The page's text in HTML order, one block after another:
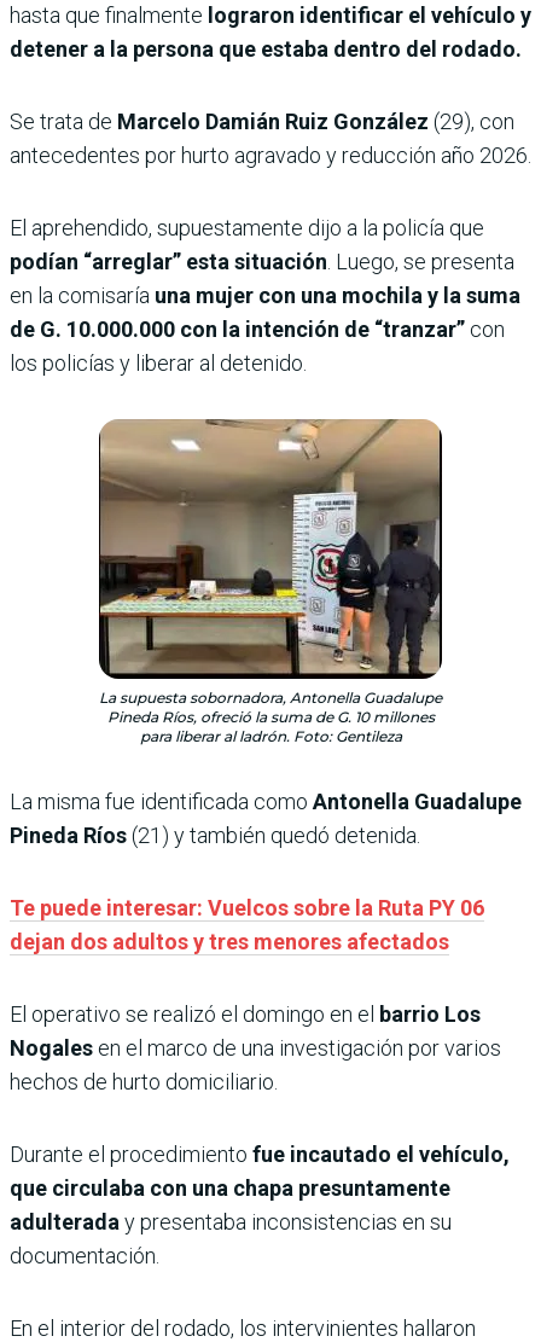
hasta que finalmente lograron identificar el vehículo y
detener a la persona que estaba dentro del rodado.
Se trata de Marcelo Damián Ruiz González (29), con
antecedentes por hurto agravado y reducción año 2026.
El aprehendido, supuestamente dijo a la policía que
podían “arreglar” esta situación . Luego, se presenta
en la comisaría una mujer con una mochila y la suma
de G. 10.000.000 con la intención de “tranzar” con
los policías y liberar al detenido.
La supuesta sobornadora, Antonella Guadalupe
Pineda Ríos, ofreció la suma de G. 10 millones
para liberar al ladrón. Foto: Gentileza
La misma fue identificada como Antonella Guadalupe
Pineda Ríos(21) y también quedó detenida.
Te puede interesar: Vuelcos sobre la Ruta PY 06
dejan dos adultos y tres menores afectados
El operativo se realizó el domingo en el barrio Los
Nogales en el marco de una investigación por varios
hechos de hurto domiciliario.
Durante el procedimiento fue incautado el vehículo,
que circulaba con una chapa presuntamente
adulterada y presentaba inconsistencias en su
documentación.
En el interior del rodado, los intervinientes hallaron